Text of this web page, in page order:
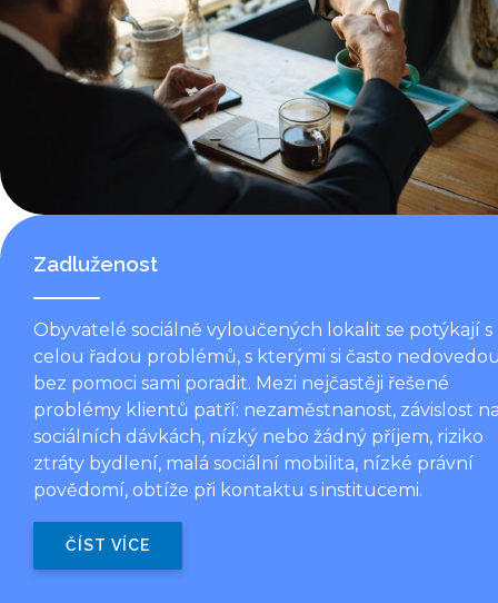
Zadluženost
Obyvatelé sociálně vyloučených lokalit se potýkají s
celou řadou problémů, s kterými si často
bez pomoci sami poradit. Mezi nejčastěji řešené
problémy klientů patří: nezaměstnanost, závislost
sociálních dávkách, nízký nebo žádný příjem, riziko
ztráty bydlení, malá sociální mobilita, nízké právní
povědomí, obtíže při kontaktu s institucemi.
ČÍST VÍCE